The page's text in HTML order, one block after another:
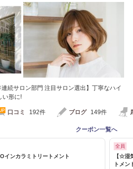
続サロン部門 注目サロン選出】丁寧なハイ
い形に!
口コミ 192件 ブログ 149件
クーポン一覧へ
インカラミトリートメント
全員
【☆湿
トメン